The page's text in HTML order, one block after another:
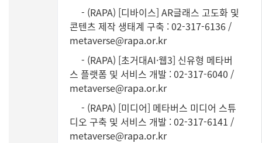
- (RAPA) [디바이스] AR글래스 고도화 및
콘텐츠 제작 생태계 구축 : 02-317-6136 /
metaverse@rapa.or.kr
- (RAPA) [초거대AI·웹3] 신유형 메타버
스 플랫폼 및 서비스 개발 : 02-317-6040 /
metaverse@rapa.or.kr
- (RAPA) [미디어] 메타버스 미디어 스튜
디오 구축 및 서비스 개발 : 02-317-6141 /
metaverse@rapa.or.kr